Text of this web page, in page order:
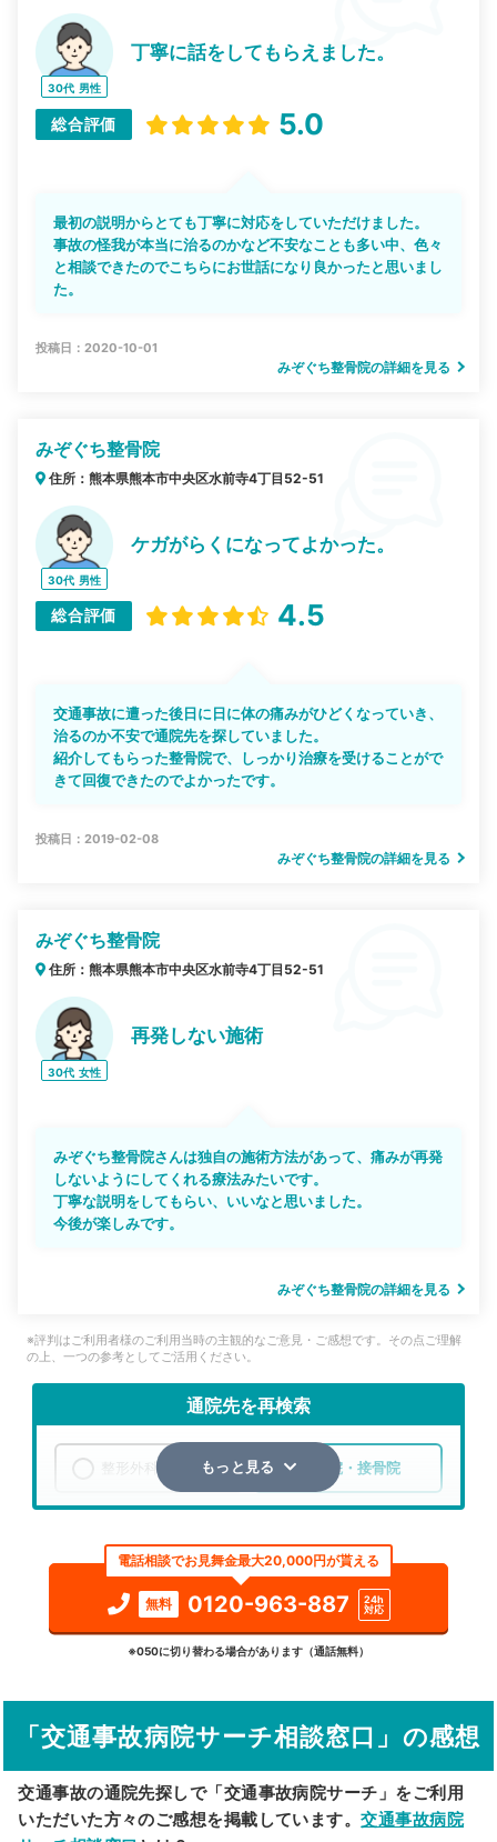
30代 男性
丁寧に話をしてもらえました。
総合評価 5.0
最初の説明からとても丁寧に対応をしていただけました。
事故の怪我が本当に治るのかなど不安なことも多い中、色々
と相談できたのでこちらにお世話になり良かったと思いまし
た。
投稿日：2020-10-01
みぞぐち整骨院の詳細を見る
みぞぐち整骨院
住所：熊本県熊本市中央区水前寺4丁目52-51
30代 男性
ケガがらくになってよかった。
総合評価 4.5
交通事故に遭った後日に日に体の痛みがひどくなっていき、
治るのか不安で通院先を探していました。
紹介してもらった整骨院で、しっかり治療を受けることがで
きて回復できたのでよかったです。
投稿日：2019-02-08
みぞぐち整骨院の詳細を見る
みぞぐち整骨院
住所：熊本県熊本市中央区水前寺4丁目52-51
30代 女性
再発しない施術
みぞぐち整骨院さんは独自の施術方法があって、痛みが再発
しないようにしてくれる療法みたいです。
丁寧な説明をしてもらい、いいなと思いました。
今後が楽しみです。
みぞぐち整骨院の詳細を見る
※評判はご利用者様のご利用当時の主観的なご意見・ご感想です。その点ご理解
の上、一つの参考としてご活用ください。
通院先を再検索
整形外科 整骨院・接骨院
検索する
詳細条件で絞り込む
駅から探す 院名から探す
もっと見る
電話相談でお見舞金最大20,000円が貰える
無料 0120-963-887
24h
対応
※050に切り替わる場合があります（通話無料）
「交通事故病院サーチ相談窓口」の感想
交通事故の通院先探しで「交通事故病院サーチ」をご利用
いただいた方々のご感想を掲載しています。交通事故病院